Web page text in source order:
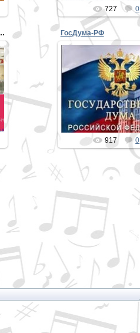
727 0
СЕЛЕНА ГосДума-РФ
24.03.2017
PETER
917 0